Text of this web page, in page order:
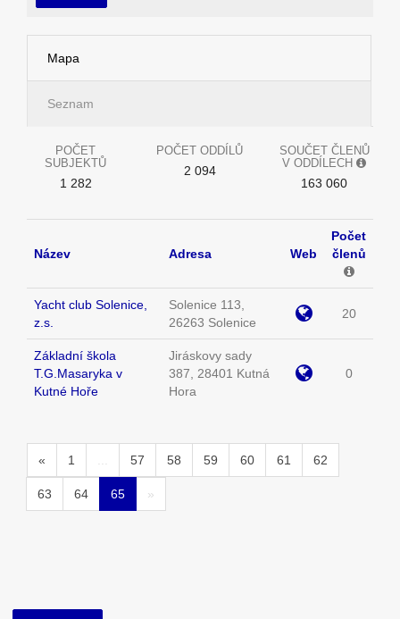
Mapa
Seznam
POČET
SUBJEKTŮ
1 282
POČET ODDÍLŮ
2 094
SOUČET ČLENŮ
V ODDÍLECH
163 060
Název Adresa Web
Počet
členů
Yacht club Solenice,
z.s.
Solenice 113,
26263 Solenice
20
Základní škola
T.G.Masaryka v
Kutné Hoře
Jiráskovy sady
387, 28401 Kutná
Hora
0
« 1 ... 57 58 59 60 61 62
63 64 65 »